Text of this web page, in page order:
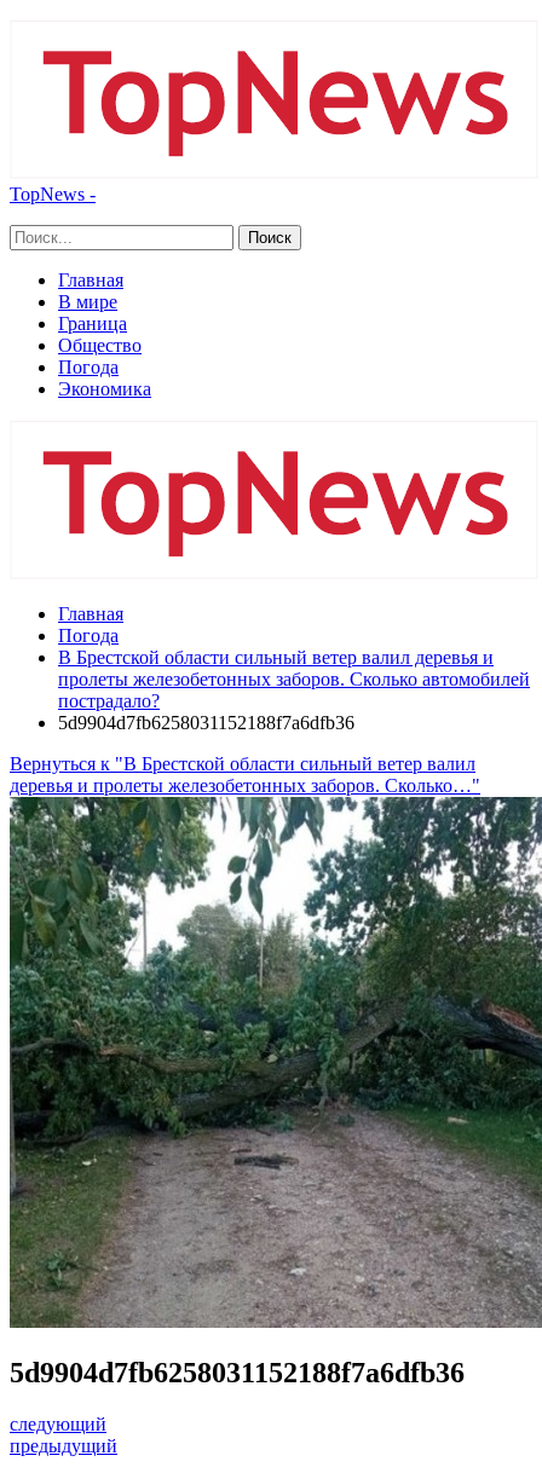
TopNews -
Главная
В мире
Граница
Общество
Погода
Экономика
Главная
Погода
В Брестской области сильный ветер валил деревья и
пролеты железобетонных заборов. Сколько автомобилей
пострадало?
5d9904d7fb6258031152188f7a6dfb36
Вернуться к "В Брестской области сильный ветер валил
деревья и пролеты железобетонных заборов. Сколько…"
5d9904d7fb6258031152188f7a6dfb36
следующий
предыдущий